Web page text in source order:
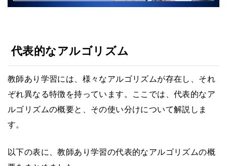
代表的なアルゴリズム
教師あり学習には、様々なアルゴリズムが存在し、それ
ぞれ異なる特徴を持っています。ここでは、代表的なア
ルゴリズムの概要と、その使い分けについて解説しま
す。
以下の表に、教師あり学習の代表的なアルゴリズムの概